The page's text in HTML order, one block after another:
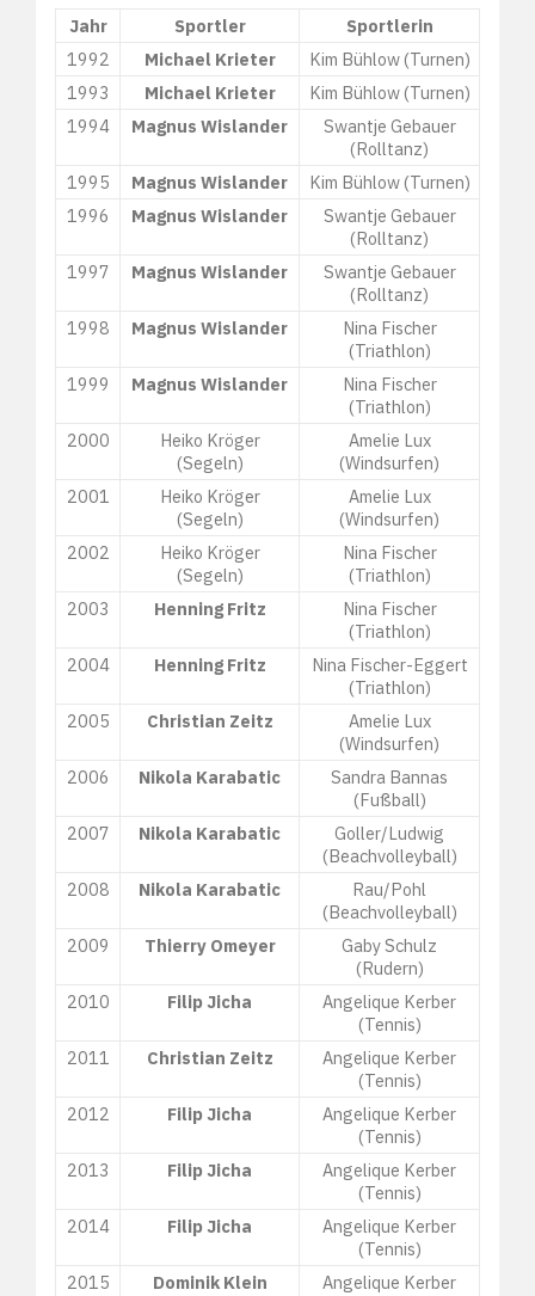
Jahr Sportler
Sportlerin
1992
Michael Krieter
Kim Bühlow (Turnen)
1993
Michael Krieter
Kim Bühlow (Turnen)
1994
Magnus Wislander
Swantje Gebauer
(Rolltanz)
1995
Magnus Wislander
Kim Bühlow (Turnen)
1996
Magnus Wislander
Swantje Gebauer
(Rolltanz)
1997
Magnus Wislander
Swantje Gebauer
(Rolltanz)
1998
Magnus Wislander
Nina Fischer
(Triathlon)
1999
Magnus Wislander
Nina Fischer
(Triathlon)
2000
Heiko Kröger
(Segeln)
Amelie Lux
(Windsurfen)
2001
Heiko Kröger
(Segeln)
Amelie Lux
(Windsurfen)
2002
Heiko Kröger
(Segeln)
Nina Fischer
(Triathlon)
2003
Henning Fritz
Nina Fischer
(Triathlon)
2004
Henning Fritz
Nina Fischer-Eggert
(Triathlon)
2005
Christian Zeitz
Amelie Lux
(Windsurfen)
2006
Nikola Karabatic
Sandra Bannas
(Fußball)
2007
Nikola Karabatic
Goller/Ludwig
(Beachvolleyball)
2008
Nikola Karabatic
Rau/Pohl
(Beachvolleyball)
2009
Thierry Omeyer
Gaby Schulz
(Rudern)
2010
Filip Jicha
Angelique Kerber
(Tennis)
2011
Christian Zeitz
Angelique Kerber
(Tennis)
2012
Filip Jicha
Angelique Kerber
(Tennis)
2013
Filip Jicha
Angelique Kerber
(Tennis)
2014
Filip Jicha
Angelique Kerber
(Tennis)
2015
Dominik Klein
Angelique Kerber